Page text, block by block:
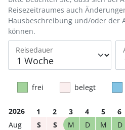
Reisedauer
Reisezeitraumes auch
Hausbeschreibung und/oder der
können.
frei belegt
2026 1 2 3 4 5 6
S
S M D M D